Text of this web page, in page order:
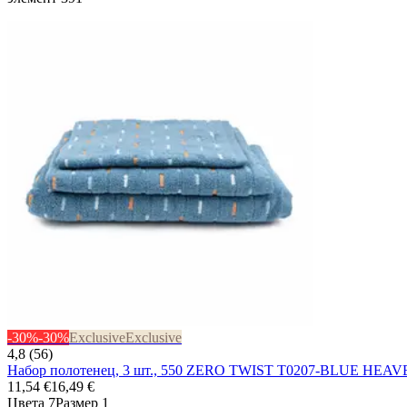
-30%-30%ExclusiveExclusive
4,8 (56)
Набор полотенец, 3 шт., 550 ZERO TWIST T0207-BLUE
11,54 €16,49 €
Цвета 7Размер 1